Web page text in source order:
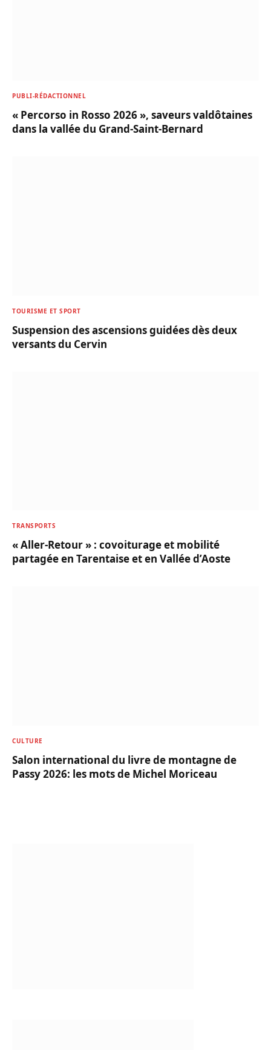
PUBLI-RÉDACTIONNEL
« Percorso in Rosso 2026 », saveurs valdôtaines
dans la vallée du Grand-Saint-Bernard
TOURISME ET SPORT
Suspension des ascensions guidées dès deux
versants du Cervin
TRANSPORTS
« Aller-Retour » : covoiturage et mobilité
partagée en Tarentaise et en Vallée d’Aoste
CULTURE
Salon international du livre de montagne de
Passy 2026: les mots de Michel Moriceau